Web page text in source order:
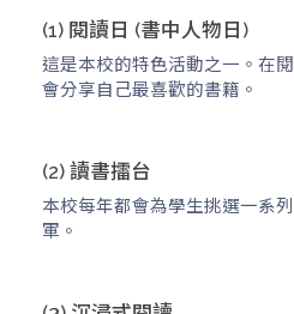
(1) 閱讀日 (書中人物日)
這是本校的特色活動之一。在
會分享自己最喜歡的書籍。
(2) 讀書擂台
本校每年都會為學生挑選一系
軍。